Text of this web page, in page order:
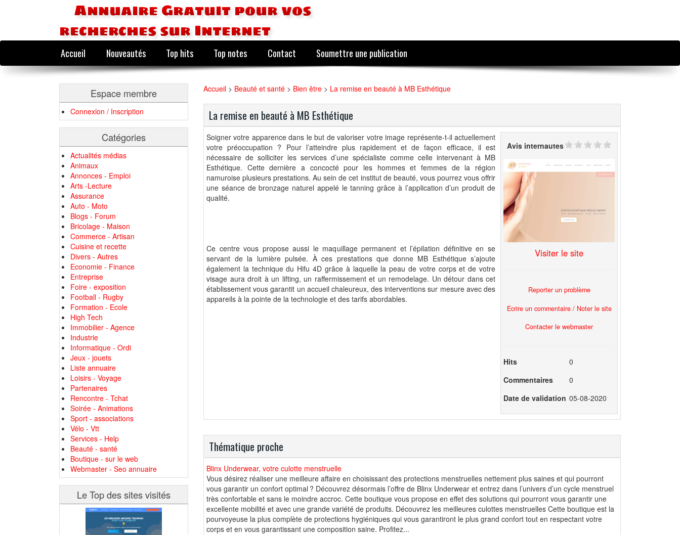
Annuaire Gratuit pour vos
recherches sur Internet
Accueil Nouveautés Top hits Top notes Contact Soumettre une publication
Espace membre
Connexion / Inscription
Catégories
Actualités médias
Animaux
Annonces - Emploi
Arts -Lecture
Assurance
Auto - Moto
Blogs - Forum
Bricolage - Maison
Commerce - Artisan
Cuisine et recette
Divers - Autres
Economie - Finance
Entreprise
Foire - exposition
Football - Rugby
Formation - Ecole
High Tech
Immobilier - Agence
Industrie
Informatique - Ordi
Jeux - jouets
Liste annuaire
Loisirs - Voyage
Partenaires
Rencontre - Tchat
Soirée - Animations
Sport - associations
Vélo - Vtt
Services - Help
Beauté - santé
Boutique - sur le web
Webmaster - Seo annuaire
Le Top des sites visités
Accueil > Beauté et santé > Bien être > La remise en beauté à MB Esthétique
La remise en beauté à MB Esthétique
Soigner votre apparence dans le but de valoriser votre image représente-t-il actuellement
votre préoccupation ? Pour l’atteindre plus rapidement et de façon efficace, il est
nécessaire de solliciter les services d’une spécialiste comme celle intervenant à MB
Esthétique. Cette dernière a concocté pour les hommes et femmes de la région
namuroise plusieurs prestations. Au sein de cet institut de beauté, vous pourrez vous offrir
une séance de bronzage naturel appelé le tanning grâce à l’application d’un produit de
qualité.
Ce centre vous propose aussi le maquillage permanent et l’épilation définitive en se
servant de la lumière pulsée. À ces prestations que donne MB Esthétique s’ajoute
également la technique du Hifu 4D grâce à laquelle la peau de votre corps et de votre
visage aura droit à un lifting, un raffermissement et un remodelage. Un détour dans cet
établissement vous garantit un accueil chaleureux, des interventions sur mesure avec des
appareils à la pointe de la technologie et des tarifs abordables.
Avis internautes
Visiter le site
Reporter un problème
Ecrire un commentaire / Noter le site
Contacter le webmaster
Hits
0
Commentaires
0
Date de validation 05-08-2020
Thématique proche
Blinx Underwear, votre culotte menstruelle
Vous désirez réaliser une meilleure affaire en choisissant des protections menstruelles nettement plus saines et qui pourront
vous garantir un confort optimal ? Découvrez désormais l’offre de Blinx Underwear et entrez dans l’univers d’un cycle menstruel
très confortable et sans le moindre accroc. Cette boutique vous propose en effet des solutions qui pourront vous garantir une
excellente mobilité et avec une grande variété de produits. Découvrez les meilleures culottes menstruelles Cette boutique est la
pourvoyeuse la plus complète de protections hygiéniques qui vous garantiront le plus grand confort tout en respectant votre
corps et en vous garantissant une composition saine. Profitez...